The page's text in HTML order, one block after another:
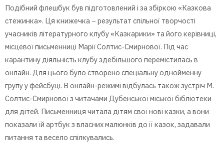
Подібний флешбук був підготовлений і за збіркою «Казкова
стежинка». Ця книжечка – результат спільної творчості
учасників літературного клубу «Казкарики» та його керівниці,
місцевої письменниці Марії Солтис-Смирнової. Під час
карантину діяльність клубу здебільшого перемістилась в
онлайн. Для цього було створено спеціальну однойменну
групу у фейсбуці. В онлайн-режимі відбулась також зустріч М.
Солтис-Смирнової з читачами Дубенської міської бібліотеки
для дітей. Письменниця читала дітям свої нові казки, а вони
показали їй артбук з власних малюнків до її казок, задавали
питання та весело спілкувались.